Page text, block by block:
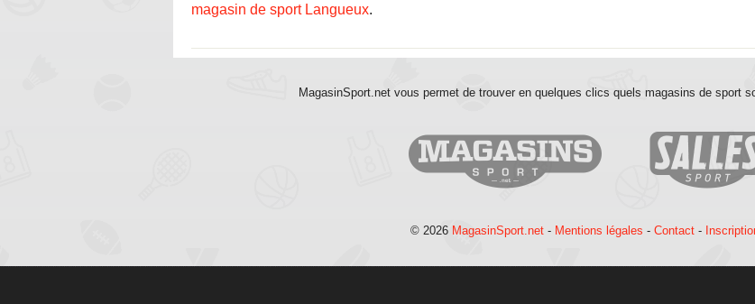
magasin de sport Langueux.
MagasinSport.net vous permet de trouver en quelques clics quels magasins de sport
© 2026 MagasinSport.net - Mentions légales - Contact -